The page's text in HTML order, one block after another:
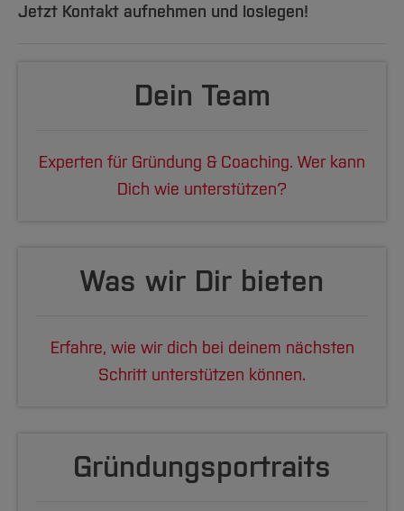
Jetzt Kontakt aufnehmen und loslegen!
Dein Team
Experten für Gründung & Coaching. Wer kann
Dich wie unterstützen?
Was wir Dir bieten
Erfahre, wie wir dich bei deinem nächsten
Schritt unterstützen können.
Gründungsportraits